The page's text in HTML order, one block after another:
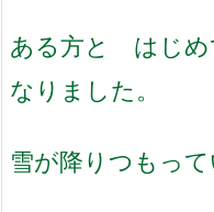
ある方と はじめ
なりました。
雪が降りつもって